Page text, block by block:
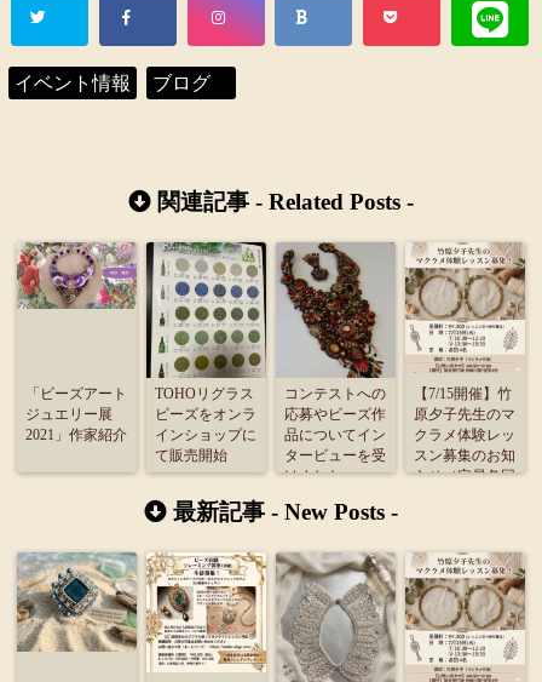
イベント情報 ブログ
関連記事 - Related Posts -
「ビーズアート
ジュエリー展
2021」作家紹介
TOHOリグラス
ビーズをオンラ
インショップに
て販売開始
コンテストへの
応募やビーズ作
品についてイン
タービューを受
けました
【7/15開催】竹
原夕子先生のマ
クラメ体験レッ
スン募集のお知
らせ（定員各回
最新記事 - New Posts -